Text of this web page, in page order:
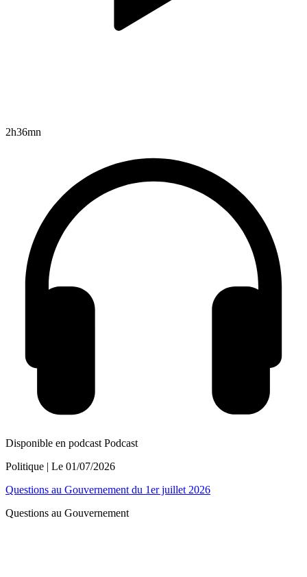
2h36mn
Disponible en podcast Podcast
Politique | Le 01/07/2026
Questions au Gouvernement du 1er juillet 2026
Questions au Gouvernement